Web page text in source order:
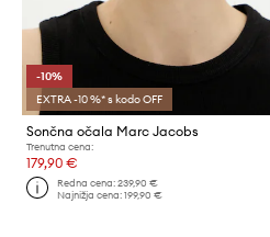
-10%
EXTRA -10 %* s kodo OFF
Sončna očala Marc Jacobs
Trenutna cena:
179,90 €
Redna cena:239,90 €
Najnižja cena:199,90 €